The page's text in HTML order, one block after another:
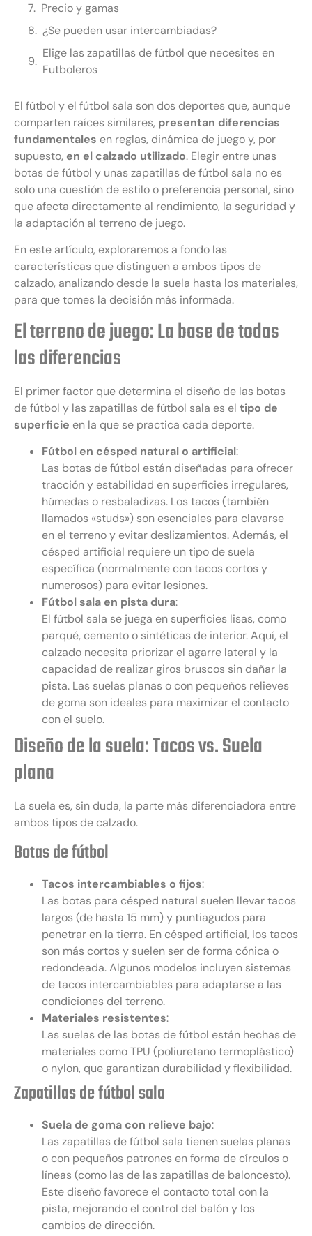
Precio y gamas
¿Se pueden usar intercambiadas?
Elige las zapatillas de fútbol que necesites en
Futboleros
El fútbol y el fútbol sala son dos deportes que, aunque
comparten raíces similares, presentan diferencias
fundamentales en reglas, dinámica de juego y, por
supuesto, en el calzado utilizado. Elegir entre unas
botas de fútbol y unas zapatillas de fútbol sala no es
solo una cuestión de estilo o preferencia personal, sino
que afecta directamente al rendimiento, la seguridad y
la adaptación al terreno de juego.
En este artículo, exploraremos a fondo las
características que distinguen a ambos tipos de
calzado, analizando desde la suela hasta los materiales,
para que tomes la decisión más informada.
El terreno de juego: La base de todas
las diferencias
El primer factor que determina el diseño de las botas
de fútbol y las zapatillas de fútbol sala es el tipo de
superficie en la que se practica cada deporte.
Fútbol en césped natural o artificial:
Las botas de fútbol están diseñadas para ofrecer
tracción y estabilidad en superficies irregulares,
húmedas o resbaladizas. Los tacos (también
llamados «studs») son esenciales para clavarse
en el terreno y evitar deslizamientos. Además, el
césped artificial requiere un tipo de suela
específica (normalmente con tacos cortos y
numerosos) para evitar lesiones.
Fútbol sala en pista dura:
El fútbol sala se juega en superficies lisas, como
parqué, cemento o sintéticas de interior. Aquí, el
calzado necesita priorizar el agarre lateral y la
capacidad de realizar giros bruscos sin dañar la
pista. Las suelas planas o con pequeños relieves
de goma son ideales para maximizar el contacto
con el suelo.
Diseño de la suela: Tacos vs. Suela
plana
La suela es, sin duda, la parte más diferenciadora entre
ambos tipos de calzado.
Botas de fútbol
Tacos intercambiables o fijos:
Las botas para césped natural suelen llevar tacos
largos (de hasta 15 mm) y puntiagudos para
penetrar en la tierra. En césped artificial, los tacos
son más cortos y suelen ser de forma cónica o
redondeada. Algunos modelos incluyen sistemas
de tacos intercambiables para adaptarse a las
condiciones del terreno.
Materiales resistentes:
Las suelas de las botas de fútbol están hechas de
materiales como TPU (poliuretano termoplástico)
o nylon, que garantizan durabilidad y flexibilidad.
Zapatillas de fútbol sala
Suela de goma con relieve bajo:
Las zapatillas de fútbol sala tienen suelas planas
o con pequeños patrones en forma de círculos o
líneas (como las de las zapatillas de baloncesto).
Este diseño favorece el contacto total con la
pista, mejorando el control del balón y los
cambios de dirección.